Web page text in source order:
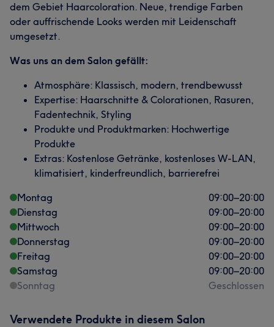
dem Gebiet Haarcoloration. Neue, trendige Farben
oder auffrischende Looks werden mit Leidenschaft
umgesetzt.
Was uns an dem Salon gefällt:
Atmosphäre: Klassisch, modern, trendbewusst
Expertise: Haarschnitte & Colorationen, Rasuren,
Fadentechnik, Styling
Produkte und Produktmarken: Hochwertige
Produkte
Extras: Kostenlose Getränke, kostenloses W-LAN,
klimatisiert, kinderfreundlich, barrierefrei
Montag
09:00–20:00
Dienstag
09:00–20:00
Mittwoch
09:00–20:00
Donnerstag
09:00–20:00
Freitag
09:00–20:00
Samstag
09:00–20:00
Sonntag
Geschlossen
Verwendete Produkte in diesem Salon